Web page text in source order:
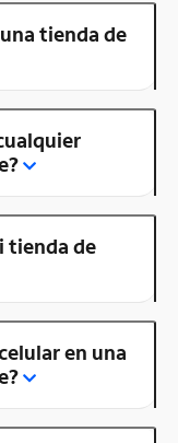
tienda de
tienda de
en una